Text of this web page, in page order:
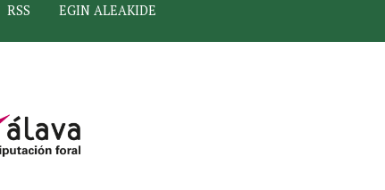
RSS EGIN ALEAKIDE